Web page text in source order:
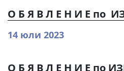
О Б Я В Л Е Н И Е по
14 юли 2023
О Б Я В Л Е Н И Е по